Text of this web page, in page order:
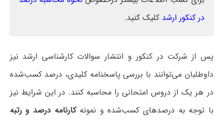
در کنکور ارشد کلیک کنید.
پس از شرکت در کنکور و انتشار سوالات کارشناسی ارشد نیز
داوطلبان می‌توانند با بررسی پاسخنامه کلیدی، درصد کسب‌شده
در هر یک از دروس امتحانی را محاسبه کنند. در این شرایط نیز
با توجه به درصدهای کسب‌شده و نمونهکارنامه درصد و رتبه